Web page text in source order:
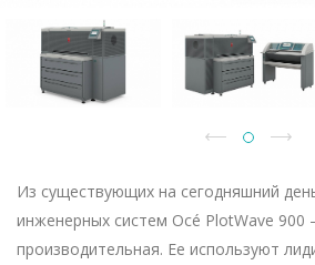
Из существующих на сегодняшний
инженерных систем Océ PlotWave
производительная. Ее используют